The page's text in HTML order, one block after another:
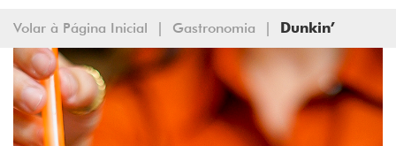
Volar à Página Inicial | Gastronomia | Dunkin’